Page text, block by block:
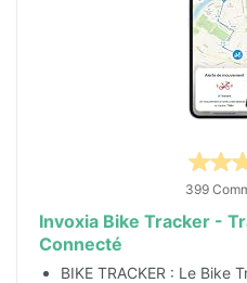
399
Invoxia Bike Tracker -
Connecté
BIKE TRACKER : Le Bike